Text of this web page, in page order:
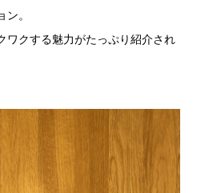
。
ワクする魅力がたっぷり紹介され